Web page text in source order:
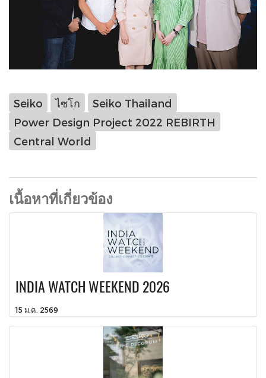
Seiko ไซโก
Seiko Thailand
Power Design Project 2022 REBIRTH
Central World
เนื้อหาที่เกี่ยวข้อง
INDIA WATCH WEEKEND 2026
15 ม.ค. 2569